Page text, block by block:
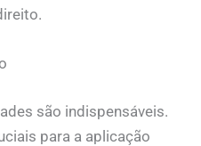
são indispensáveis.
para a aplicação